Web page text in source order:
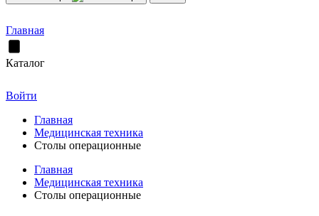
Главная
Каталог
Войти
Главная
Медицинская техника
Столы операционные
Главная
Медицинская техника
Столы операционные